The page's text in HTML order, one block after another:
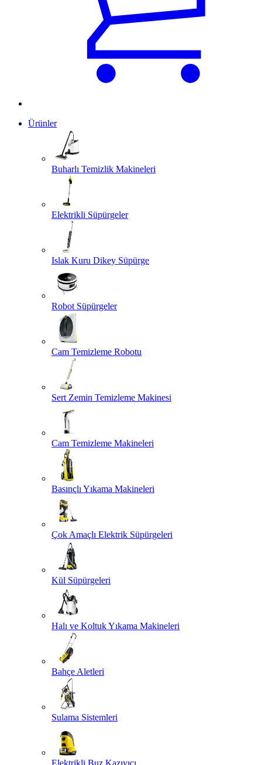
Ürünler
Buharlı Temizlik Makineleri
Elektrikli Süpürgeler
Islak Kuru Dikey Süpürge
Robot Süpürgeler
Cam Temizleme Robotu
Sert Zemin Temizleme Makinesi
Cam Temizleme Makineleri
Basınçlı Yıkama Makineleri
Çok Amaçlı Elektrik Süpürgeleri
Kül Süpürgeleri
Halı ve Koltuk Yıkama Makineleri
Bahçe Aletleri
Sulama Sistemleri